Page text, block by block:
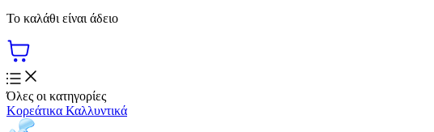
Το καλάθι είναι άδειο
Όλες οι κατηγορίες
Κορεάτικα Καλλυντικά